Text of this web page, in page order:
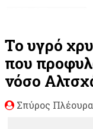
Το υγρό
που
νόσο
Σπύρος